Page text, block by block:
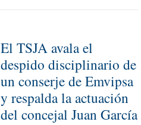
El TSJA avala el
despido disciplinario de
un conserje de Emvipsa
y respalda la actuación
del concejal Juan García